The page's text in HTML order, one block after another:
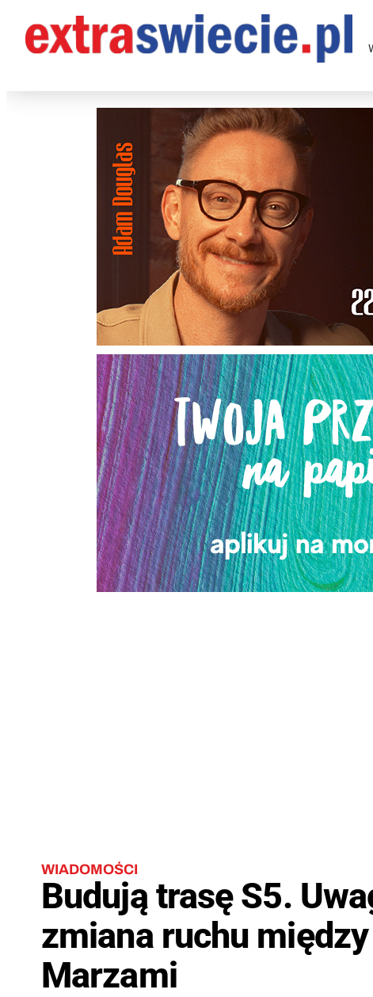
WIADOMOŚCI
Budują trasę S5.
zmiana ruchu
Marzami